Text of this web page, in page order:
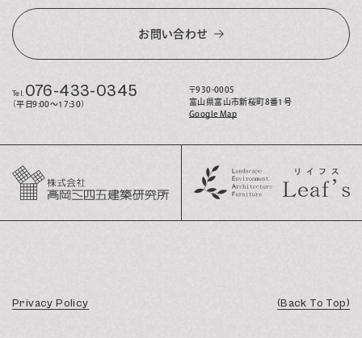
お問い合わせ
Tel. 076-433-0345
（平日9:00〜17:30）
〒930-0005
富山県富山市新桜町8番1号
Google Map
Privacy Policy (Back To Top)